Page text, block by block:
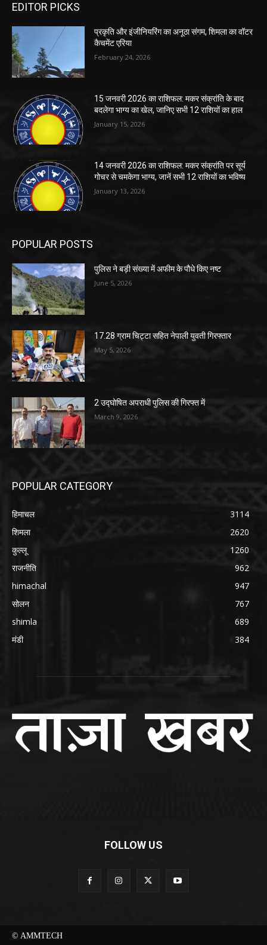
EDITOR PICKS
प्रकृति और इंजीनियरिंग का अनूठा संगम, शिमला का वॉटर
कैचमेंट एरिया
February 24, 2026
15 जनवरी 2026 का राशिफल: मकर संक्रांति के बाद
बदलेगा भाग्य का खेल, जानिए सभी 12 राशियों का हाल
January 15, 2026
14 जनवरी 2026 का राशिफल: मकर संक्रांति पर सूर्य
गोचर से चमकेगा भाग्य, जानें सभी 12 राशियों का भविष्य
January 13, 2026
POPULAR POSTS
पुलिस ने बड़ी संख्या में अफीम के पौधे किए नष्ट
June 5, 2026
17.28 ग्राम चिट्टा सहित नेपाली युवती गिरफ्तार
May 5, 2026
2 उद्घोषित अपराधी पुलिस की गिरफ्त में
March 9, 2026
POPULAR CATEGORY
हिमाचल
3114
शिमला
2620
कुल्लू
1260
राजनीति
962
himachal
947
सोलन
767
shimla
689
मंडी
384
FOLLOW US
© AMMTECH